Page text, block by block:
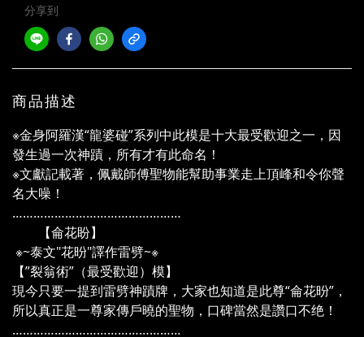
分享到
商品描述
※金身阿羅漢“龍婆碰”系列中此模是十大最受歡迎之一，因
發生過一次神蹟，所有才有此命名！
※文獻記載著，佩戴師傅聖物能幫助事業走上頂峰和令你聲
名大噪！
…………………………………………
【侖花盼】
※~泰文"花昐"譯作雷劈~※
【”裂翁術”（最受歡迎）模】
現今只要一提到雷劈神蹟牌，大家也知道是此尊“侖花昐”，
所以真正是一尊家傳戶曉的聖物，口碑當然是讚口不绝！
…………………………………………